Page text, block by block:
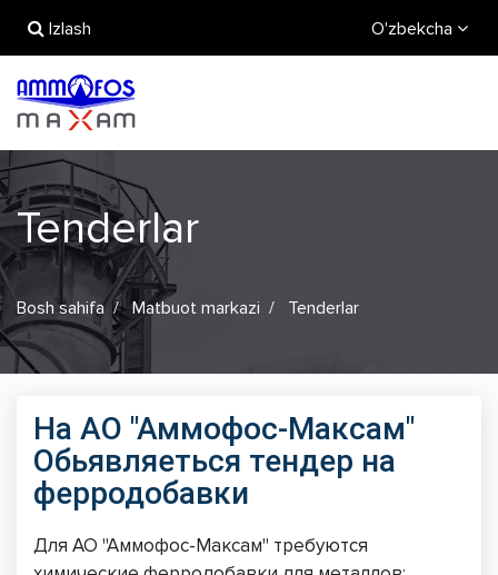
Izlash O'zbekcha
Tenderlar
Bosh sahifa Matbuot markazi Tenderlar
На АО "Аммофос-Максам"
Обьявляеться тендер на
ферродобавки
Для АО "Аммофос-Максам" требуются